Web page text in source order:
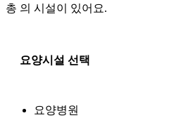
총 의 시설이 있어요.
요양시설 선택
요양병원